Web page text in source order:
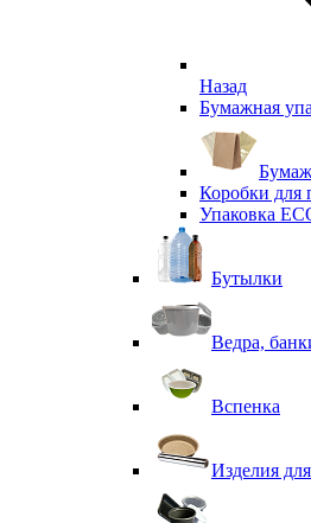
Назад
Бумажная
Коробки для
Упаковка
Бутылки
Ведра,
Вспенка
Изделия